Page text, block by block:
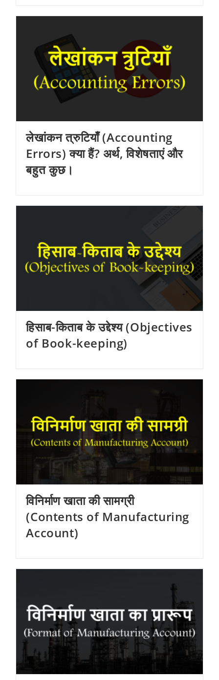
लेखांकन त्रुटियाँ (Accounting
Errors) क्या हैं? अर्थ, विशेषताएं और
बहुत कुछ।
हिसाब-किताब के उद्देश्य (Objectives
of Book-keeping)
विनिर्माण खाता की सामग्री
(Contents of Manufacturing
Account)